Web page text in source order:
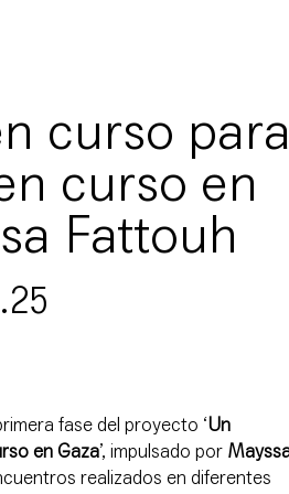
curso para
curso en
Fattouh
fase del proyecto ‘Un
en Gaza’, impulsado por
realizados en diferentes